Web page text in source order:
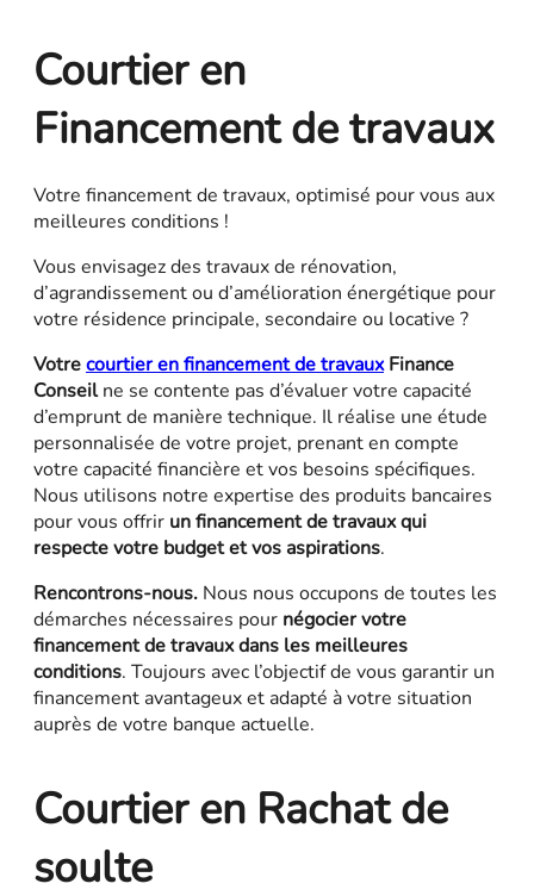
Courtier en
Financement de travaux
Votre financement de travaux, optimisé pour vous aux
meilleures conditions !
Vous envisagez des travaux de rénovation,
d’agrandissement ou d’amélioration énergétique pour
votre résidence principale, secondaire ou locative ?
Votrecourtier en financement de travauxFinance
Conseilne se contente pas d’évaluer votre capacité
d’emprunt de manière technique. Il réalise une étude
personnalisée de votre projet, prenant en compte
votre capacité financière et vos besoins spécifiques.
Nous utilisons notre expertise des produits bancaires
pour vous offrir un financement de travaux qui
respecte votre budget et vos aspirations.
Rencontrons-nous. Nous nous occupons de toutes les
démarches nécessaires pour négocier votre
financement de travaux dans les meilleures
conditions. Toujours avec l’objectif de vous garantir un
financement avantageux et adapté à votre situation
auprès de votre banque actuelle.
Courtier en Rachat de
soulte